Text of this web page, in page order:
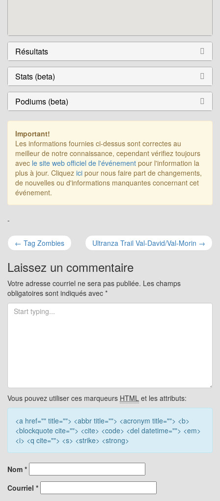
Résultats
Stats (beta)
Podiums (beta)
Important!
Les informations fournies ci-dessus sont correctes au
meilleur de notre connaissance, cependant vérifiez toujours
avec le site web officiel de l'événement pour l'information la
plus à jour. Cliquez ici pour nous faire part de changements,
de nouvelles ou d'informations manquantes concernant cet
événement.
-
Navigation
pour
les
articles
← Tag Zombies Ultranza Trail Val-David/Val-Morin →
Laissez un commentaire
Votre adresse courriel ne sera pas publiée. Les champs
obligatoires sont indiqués avec *
Vous pouvez utiliser ces marqueurs HTML et les attributs:
<a href="" title=""> <abbr title=""> <acronym title=""> <b>
<blockquote cite=""> <cite> <code> <del datetime=""> <em>
<i> <q cite=""> <s> <strike> <strong>
Nom *
Courriel *